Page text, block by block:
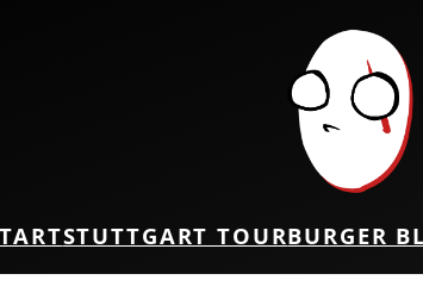
STUTTGART TOURBURGER